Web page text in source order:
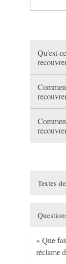
Qu'est-
Textes
Que
réclame